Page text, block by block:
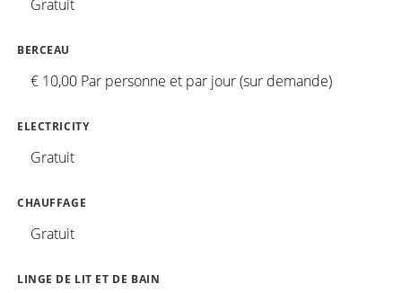
Gratuit
BERCEAU
€ 10,00 Par personne et par jour (sur demande)
ELECTRICITY
Gratuit
CHAUFFAGE
Gratuit
LINGE DE LIT ET DE BAIN